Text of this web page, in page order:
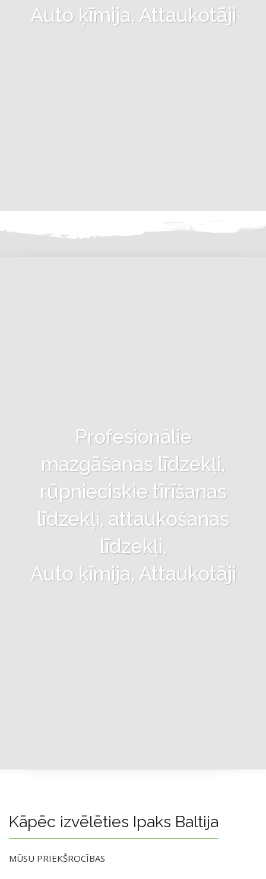
Auto ķīmija, Attaukotāji
Profesionālie
mazgāšanas līdzekļi,
rūpnieciskie tīrīšanas
līdzekļi, attaukošanas
līdzekļi,
Auto ķīmija, Attaukotāji
Kāpēc izvēlēties Ipaks Baltija
MŪSU PRIEKŠROCĪBAS